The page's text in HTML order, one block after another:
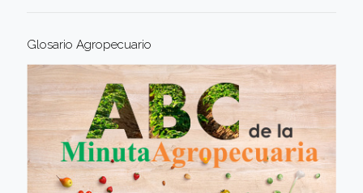
Glosario Agropecuario